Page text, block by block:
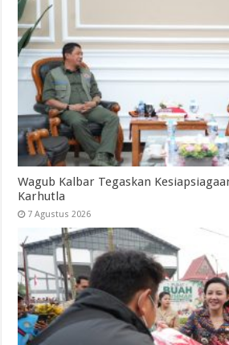
Wagub Kalbar Tegaskan
Karhutla
7 Agustus 2026